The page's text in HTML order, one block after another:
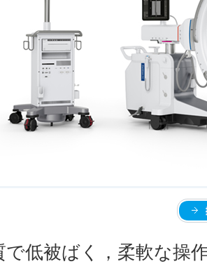
で低被ばく，柔軟な操